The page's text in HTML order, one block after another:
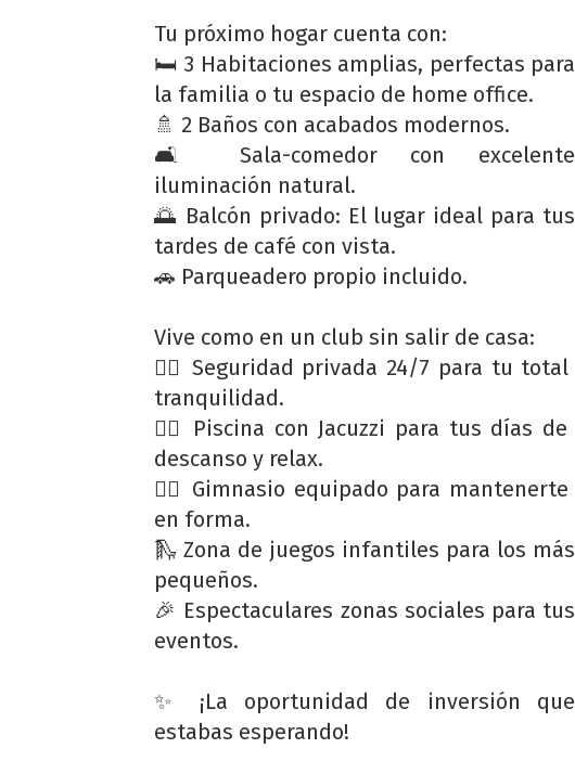
Tu próximo hogar cuenta con:
🛏️ 3 Habitaciones amplias, perfectas para
la familia o tu espacio de home office.
🚿 2 Baños con acabados modernos.
🛋️ Sala-comedor con excelente
iluminación natural.
🌅 Balcón privado: El lugar ideal para tus
tardes de café con vista.
🚗 Parqueadero propio incluido.
Vive como en un club sin salir de casa:
👮‍♂️ Seguridad privada 24/7 para tu total
tranquilidad.
🏊‍♂️ Piscina con Jacuzzi para tus días de
descanso y relax.
🏋️‍♂️ Gimnasio equipado para mantenerte
en forma.
🛝 Zona de juegos infantiles para los más
pequeños.
🎉 Espectaculares zonas sociales para tus
eventos.
✨ ¡La oportunidad de inversión que
estabas esperando!